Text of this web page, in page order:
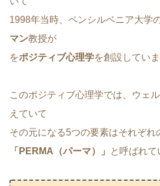
1998年当時、ペンシルベニア大学
マン教授が
をポジティブ心理学を創設していま
このポジティブ心理学では、ウェ
えていて
その元になる5つの要素はそれぞれ
「PERMA（パーマ）」
と呼ばれて